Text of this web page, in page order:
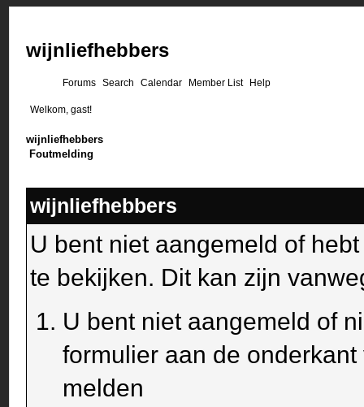
wijnliefhebbers
Forums Search Calendar Member List Help
Welkom, gast!
wijnliefhebbers
Foutmelding
wijnliefhebbers
U bent niet aangemeld of
te bekijken. Dit kan zijn
U bent niet aangemeld of
formulier aan de
melden